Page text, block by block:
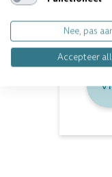
Dit
Nee, pas
Accepteer